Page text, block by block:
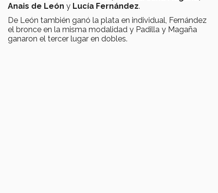
Anais de León y Lucía Fernández.
De León también ganó la plata en individual, Fernández
el bronce en la misma modalidad y Padilla y Magaña
ganaron el tercer lugar en dobles.